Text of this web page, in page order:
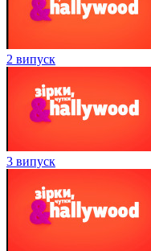
2 випуск
3 випуск